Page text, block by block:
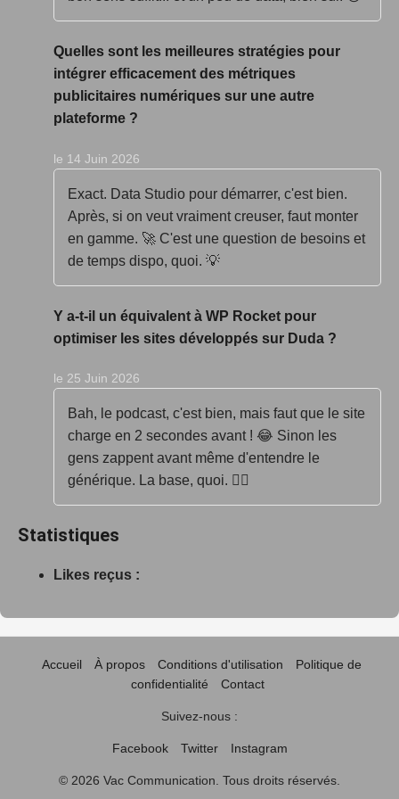
Quelles sont les meilleures stratégies pour
intégrer efficacement des métriques
publicitaires numériques sur une autre
plateforme ?
le 14 Juin 2026
Exact. Data Studio pour démarrer, c'est bien.
Après, si on veut vraiment creuser, faut monter
en gamme. 🚀 C'est une question de besoins et
de temps dispo, quoi. 💡
Y a-t-il un équivalent à WP Rocket pour
optimiser les sites développés sur Duda ?
le 25 Juin 2026
Bah, le podcast, c'est bien, mais faut que le site
charge en 2 secondes avant ! 😂 Sinon les
gens zappent avant même d'entendre le
générique. La base, quoi. 🤷‍♂️
Statistiques
Likes reçus :
Accueil À propos Conditions d'utilisation
Politique de
confidentialité
Contact
Suivez-nous :
Facebook Twitter Instagram
© 2026 Vac Communication. Tous droits réservés.